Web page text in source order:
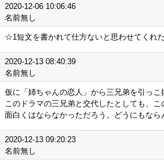
2020-12-06 10:06:46
名前無し
☆1短文を書かれて仕方ないと思わせてくれた
2020-12-13 08:40:39
名前無し
仮に「姉ちゃんの恋人」から三兄弟を引っこ
このドラマの三兄弟と交代したとしても、こ
面白くはならなかっただろう。どうにもなら
2020-12-13 09:20:23
名前無し